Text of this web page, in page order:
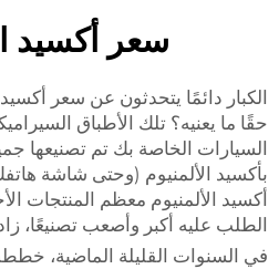
سعر أكسيد
الكبار دائمًا يتحدثون عن سعر
حقًا ما يعنيه؟ تلك الأطباق
السيارات الخاصة بك تم تصنيعها
بأكسيد الألمنيوم (وحتى شاشة
أكسيد الألمنيوم معظم المنتجات
الطلب عليه أكبر وأصعب تصنيعًا،
في السنوات القليلة الماضية،